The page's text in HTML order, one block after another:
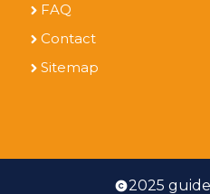
FAQ
Contact
Sitemap
2025